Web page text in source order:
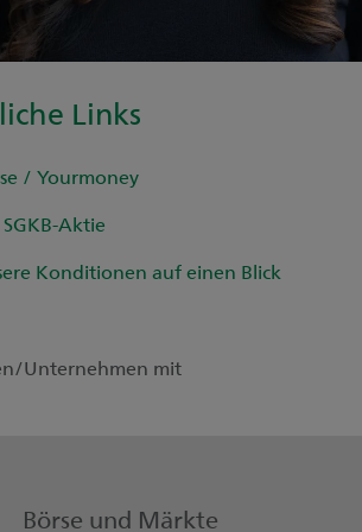
Links
/ Yourmoney
Aktie
Konditionen auf einen Blick
Unternehmen mit
Börse und Märkte